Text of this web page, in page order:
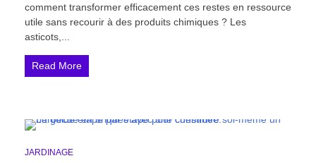
comment transformer efficacement ces restes en ressource
utile sans recourir à des produits chimiques ? Les
asticots,...
Read More
JARDINAGE